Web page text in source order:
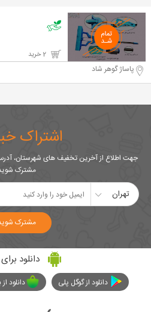
پاساژ گوهر شاد
اشتراک
جهت اطلاع از آخرین تخفیف های شهرستان، آدرس
مشترک
تهران
مشترک
دانلود
دانلود از گوگل پلی دانلود از